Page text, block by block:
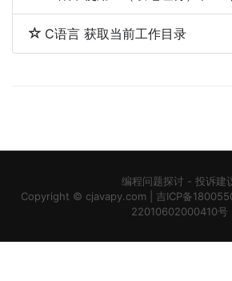
C语言 获取当前工作目录
编程问题探讨 - 投诉建
Copyright © cjavapy.com 吉ICP备
22010602000410号